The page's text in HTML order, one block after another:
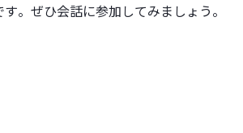
。ぜひ会話に参加してみましょう。